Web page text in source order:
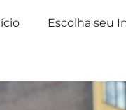
Escolha seu